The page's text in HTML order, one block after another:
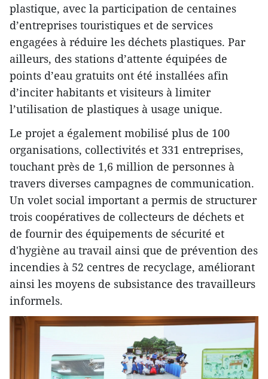
plastique, avec la participation de centaines
d’entreprises touristiques et de services
engagées à réduire les déchets plastiques. Par
ailleurs, des stations d’attente équipées de
points d’eau gratuits ont été installées afin
d’inciter habitants et visiteurs à limiter
l’utilisation de plastiques à usage unique.
Le projet a également mobilisé plus de 100
organisations, collectivités et 331 entreprises,
touchant près de 1,6 million de personnes à
travers diverses campagnes de communication.
Un volet social important a permis de structurer
trois coopératives de collecteurs de déchets et
de fournir des équipements de sécurité et
d'hygiène au travail ainsi que de prévention des
incendies à 52 centres de recyclage, améliorant
ainsi les moyens de subsistance des travailleurs
informels.